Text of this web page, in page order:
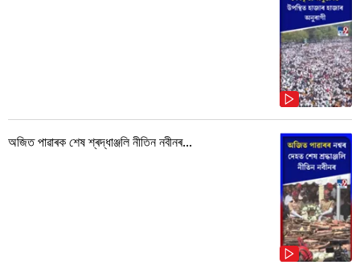
অজিত পাৱাৰক শেষ শ্ৰদ্ধাঞ্জলি নীতিন নবীনৰ...